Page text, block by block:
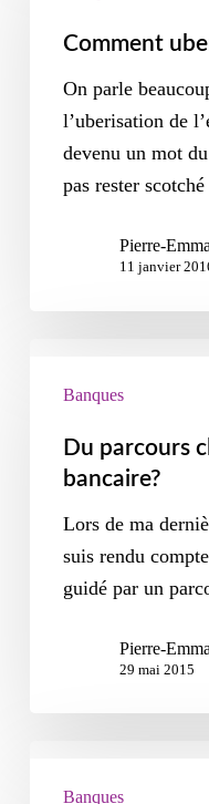
Comment
On parle
l’uberisation de
devenu un mot
pas rester
Pierre-
11 janvier
Banques
Du parcours
bancaire?
Lors de ma
suis rendu
guidé par un
Pierre-
29 mai 2015
Banques